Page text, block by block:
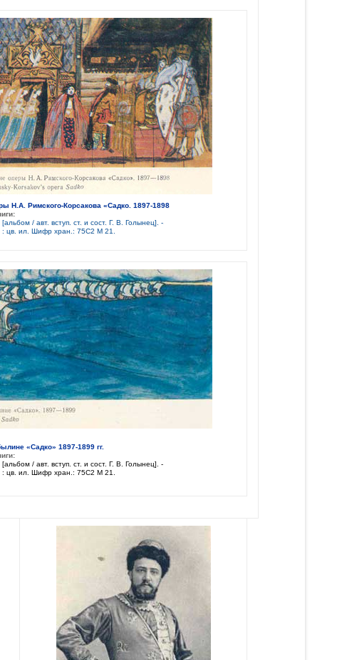
Н.А. Римского-Корсакова «Садко. 1897-1898
/ авт. вступ. ст. и сост. Г. В. Голынец]. -
цв. ил. Шифр хран.: 75С2 М 21.
«Садко» 1897-1899 гг.
/ авт. вступ. ст. и сост. Г. В. Голынец]. -
цв. ил. Шифр хран.: 75С2 М 21.